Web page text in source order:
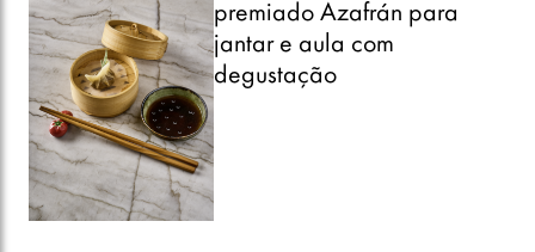
premiado Azafrán para
jantar e aula com
degustação